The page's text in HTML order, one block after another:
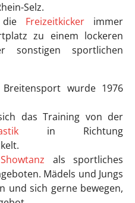
Selz.
Freizeitkicker immer
zu einem lockeren
sonstigen sportlichen
wurde 1976
das Training von der
in Richtung
Showtanz als sportliches
Mädels und Jungs
und sich gerne bewegen,